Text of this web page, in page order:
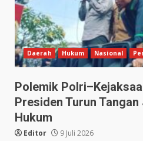
Daerah Hukum Nasional
Polemik
Presiden Turun
Hukum
Editor 9 Juli 2026